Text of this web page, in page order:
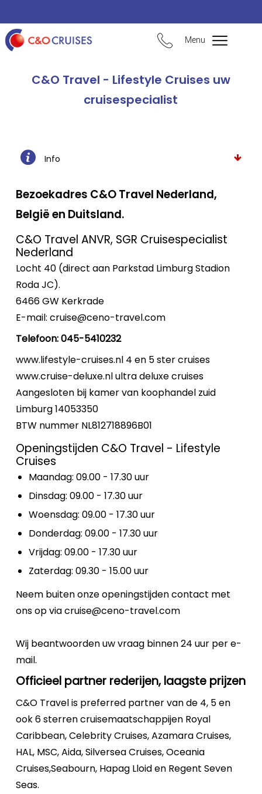
Menu
C&O Travel - Lifestyle Cruises uw
cruisespecialist
Info
Bezoekadres C&O Travel Nederland,
België en Duitsland.
C&O Travel ANVR, SGR Cruisespecialist
Nederland
Locht 40 (direct aan Parkstad Limburg Stadion
Roda JC).
6466 GW Kerkrade
E-mail: cruise@ceno-travel.com
Telefoon: 045-5410232
www.lifestyle-cruises.nl 4 en 5 ster cruises
www.cruise-deluxe.nl ultra deluxe cruises
Aangesloten bij kamer van koophandel zuid
Limburg 14053350
BTW nummer NL812718896B01
Openingstijden C&O Travel - Lifestyle
Cruises
Maandag: 09.00 - 17.30 uur
Dinsdag: 09.00 - 17.30 uur
Woensdag: 09.00 - 17.30 uur
Donderdag: 09.00 - 17.30 uur
Vrijdag: 09.00 - 17.30 uur
Zaterdag: 09.30 - 15.00 uur
Neem buiten onze openingstijden contact met
ons op via cruise@ceno-travel.com
Wij beantwoorden uw vraag binnen 24 uur per e-
mail.
Officieel partner rederijen, laagste prijzen
C&O Travel is preferred partner van de 4, 5 en
ook 6 sterren cruisemaatschappijen Royal
Caribbean, Celebrity Cruises, Azamara Cruises,
HAL, MSC, Aida, Silversea Cruises, Oceania
Cruises,Seabourn, Hapag Lloid en Regent Seven
Seas.